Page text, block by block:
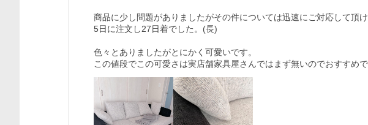
商品に少し問題がありましたがその件については迅速にご対応して頂
5日に注文し27日着でした。(長)
色々とありましたがとにかく可愛いです。
この値段でこの可愛さは実店舗家具屋さんではまず無いのでおすすめで